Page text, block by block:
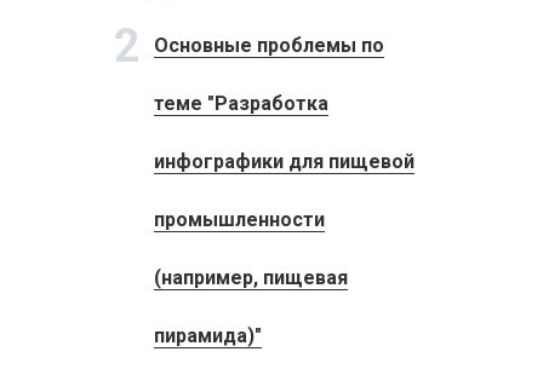
2 Основные проблемы по
теме "Разработка
инфографики для пищевой
промышленности
(например, пищевая
пирамида)"